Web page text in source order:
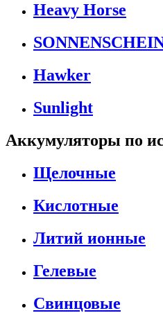
Heavy Horse
Hawker
Sunlight
Аккумуляторы по
Щелочные
Кислотные
Литий ионные
Гелевые
Свинцовые